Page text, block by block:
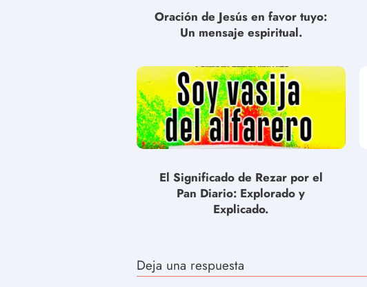
Oración de Jesús en favor tuyo:
Un mensaje espiritual.
El Significado de Rezar por el
Pan Diario: Explorado y
Explicado.
Deja una respuesta